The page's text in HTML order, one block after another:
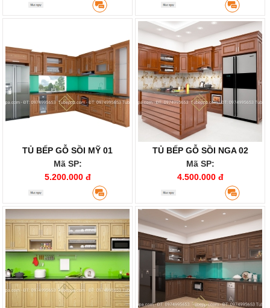
TỦ BẾP GỖ SỒI MỸ 01
Mã SP:
5.200.000 đ
TỦ BẾP GỖ SỒI NGA 02
Mã SP:
4.500.000 đ